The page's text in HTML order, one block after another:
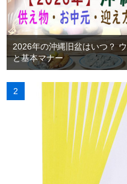
2026年の沖縄旧盆はいつ？
と基本マナー